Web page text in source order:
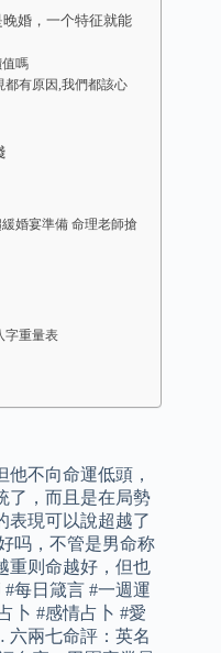
婚，一个特征就能
嗎
都有原因,我們都該心
婚宴準備 命理老師搶
字重量表
不向命運低頭，
了，而且是在局勢
表現可以說超越了
吗，不管是男命称
重则命越好，但也
每日箴言 #一週運
卜 #感情占卜 #愛
兩七命評：英名